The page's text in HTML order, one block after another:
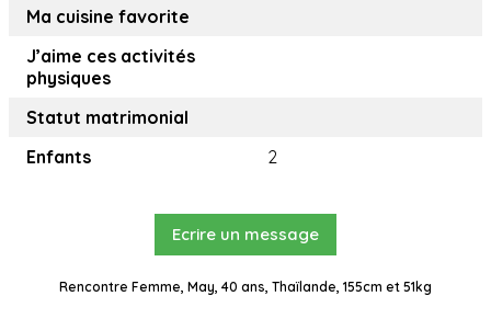
Ma cuisine favorite
J’aime ces activités
physiques
Statut matrimonial
Enfants
2
Ecrire un message
Rencontre Femme, May, 40 ans, Thaïlande, 155cm et 51kg